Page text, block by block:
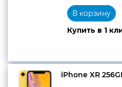
Купить в 1
В корзину
iPhone XR